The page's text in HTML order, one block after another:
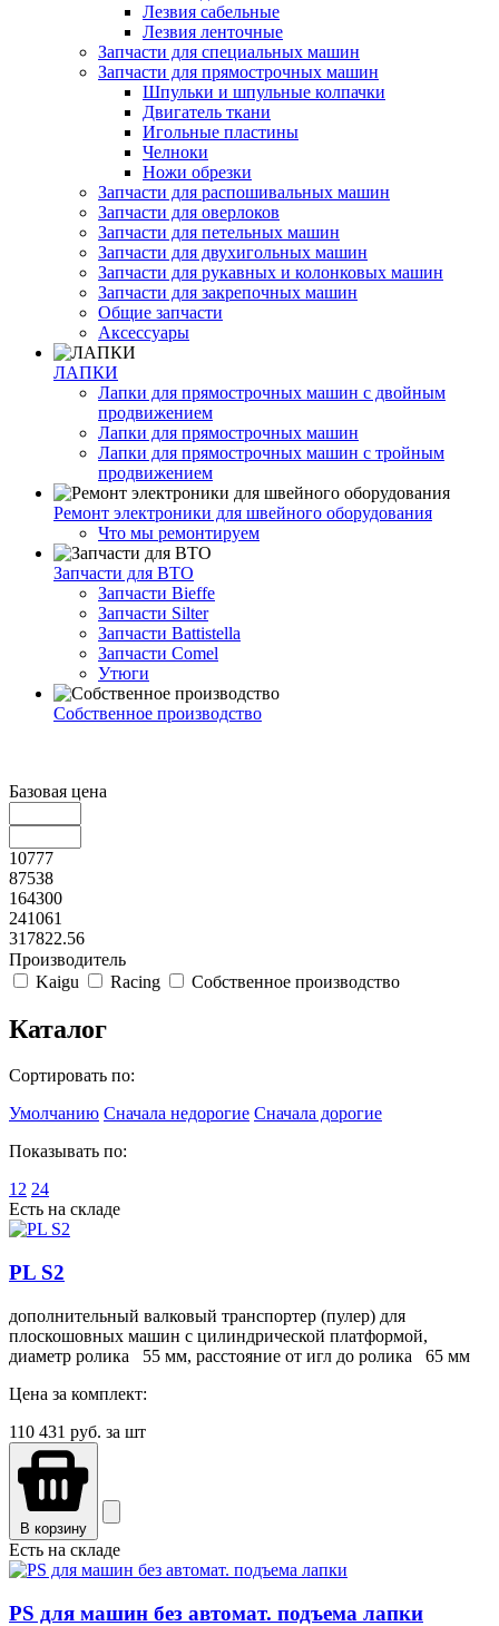
Лезвия сабельные
Лезвия ленточные
Запчасти для специальных машин
Запчасти для прямострочных машин
Шпульки и шпульные колпачки
Двигатель ткани
Игольные пластины
Челноки
Ножи обрезки
Запчасти для распошивальных машин
Запчасти для оверлоков
Запчасти для петельных машин
Запчасти для двухигольных машин
Запчасти для рукавных и колонковых машин
Запчасти для закрепочных машин
Общие запчасти
Аксессуары
ЛАПКИ
Лапки для прямострочных машин с двойным
продвижением
Лапки для прямострочных машин
Лапки для прямострочных машин с тройным
продвижением
Ремонт электроники для швейного оборудования
Что мы ремонтируем
Запчасти для ВТО
Запчасти Bieffe
Запчасти Silter
Запчасти Battistella
Запчасти Comel
Утюги
Собственное производство
Базовая цена
10777
87538
164300
241061
317822.56
Производитель
Kaigu
Racing Собственное производство
Каталог
Сортировать по:
Умолчанию Сначала недорогие Сначала дорогие
Показывать по:
12 24
Есть на складе
PL S2
дополнительный валковый транспортер (пулер) для
плоскошовных машин с цилиндрической платформой,
диаметр ролика 55 мм, расстояние от игл до ролика 65 мм
Цена за комплект:
110 431 руб. за шт
В корзину
Есть на складе
PS для машин без автомат. подъема лапки